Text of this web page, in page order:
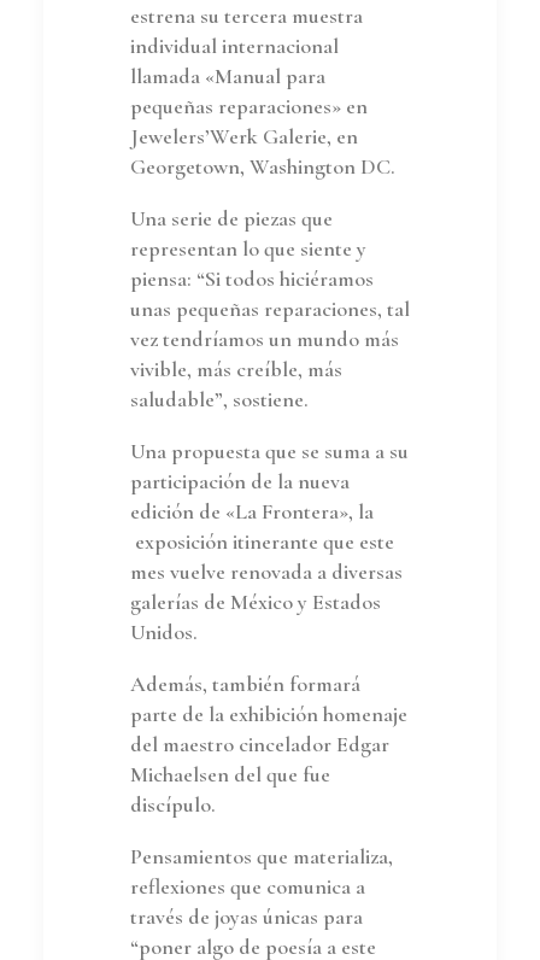
estrena su tercera muestra
individual internacional
llamada «Manual para
pequeñas reparaciones» en
Jewelers’Werk Galerie, en
Georgetown, Washington DC.
Una serie de piezas que
representan lo que siente y
piensa: “Si todos hiciéramos
unas pequeñas reparaciones, tal
vez tendríamos un mundo más
vivible, más creíble, más
saludable”, sostiene.
Una propuesta que se suma a su
participación de la nueva
edición de «La Frontera», la
exposición itinerante que este
mes vuelve renovada a diversas
galerías de México y Estados
Unidos.
Además, también formará
parte de la exhibición homenaje
del maestro cincelador Edgar
Michaelsen del que fue
discípulo.
Pensamientos que materializa,
reflexiones que comunica a
través de joyas únicas para
“poner algo de poesía a este